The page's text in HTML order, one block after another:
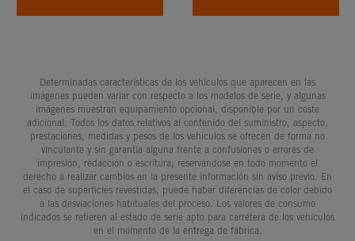
Determinadas características de los vehículos que aparecen en las
imágenes pueden variar con respecto a los modelos de serie, y algunas
imágenes muestran equipamiento opcional, disponible por un coste
adicional. Todos los datos relativos al contenido del suministro, aspecto,
prestaciones, medidas y pesos de los vehículos se ofrecen de forma no
vinculante y sin garantía alguna frente a confusiones o errores de
impresión, redacción o escritura; reservándose en todo momento el
derecho a realizar cambios en la presente información sin aviso previo. En
el caso de superficies revestidas, puede haber diferencias de color debido
a las desviaciones habituales del proceso. Los valores de consumo
indicados se refieren al estado de serie apto para carretera de los vehículos
en el momento de la entrega de fábrica.